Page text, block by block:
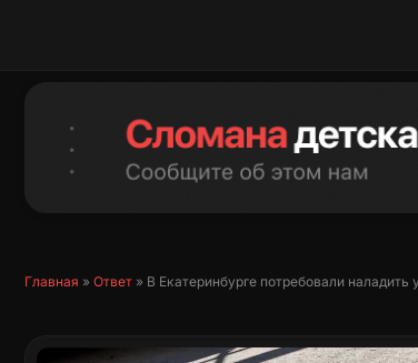
Главная » Ответ » В Екатеринбурге потребовали